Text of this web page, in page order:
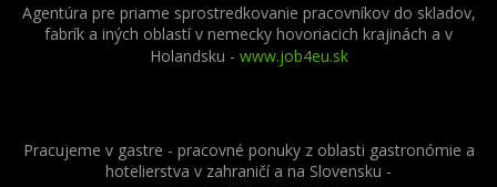
Agentúra pre priame sprostredkovanie pracovníkov do skladov,
fabrík a iných oblastí v nemecky hovoriacich krajinách a v
Holandsku - www.job4eu.sk
Pracujeme v gastre - pracovné ponuky z oblasti gastronómie a
hotelierstva v zahraničí a na Slovensku -